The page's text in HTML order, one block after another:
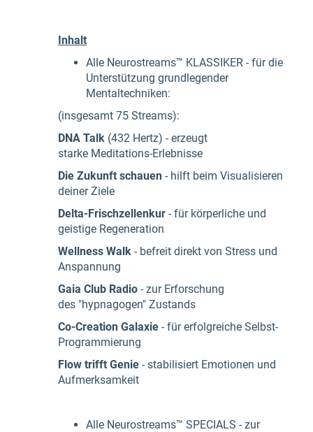
Inhalt
Alle Neurostreams™ KLASSIKER - für die
Unterstützung grundlegender
Mentaltechniken:
(insgesamt 75 Streams):
DNA Talk (432 Hertz) - erzeugt
starke Meditations-Erlebnisse
Die Zukunft schauen - hilft beim Visualisieren
deiner Ziele
Delta-Frischzellenkur - für körperliche und
geistige Regeneration
Wellness Walk - befreit direkt von Stress und
Anspannung
Gaia Club Radio - zur Erforschung
des "hypnagogen" Zustands
Co-Creation Galaxie - für erfolgreiche Selbst-
Programmierung
Flow trifft Genie - stabilisiert Emotionen und
Aufmerksamkeit
Alle Neurostreams™ SPECIALS - zur